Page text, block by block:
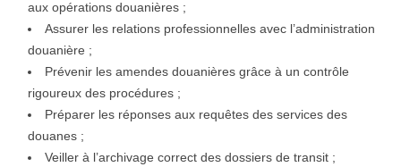
aux opérations douanières ;
Assurer les relations professionnelles avec l’administration
douanière ;
Prévenir les amendes douanières grâce à un contrôle
rigoureux des procédures ;
Préparer les réponses aux requêtes des services des
douanes ;
Veiller à l’archivage correct des dossiers de transit ;